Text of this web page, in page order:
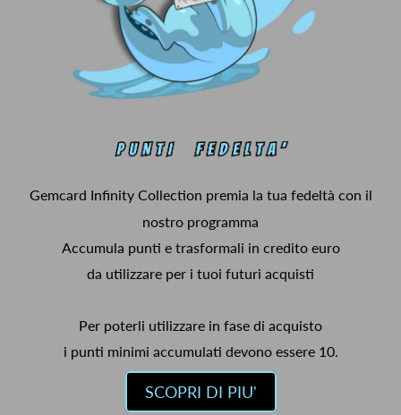
Gemcard Infinity Collection premia la tua fedeltà con il
nostro programma
Accumula punti e trasformali in credito euro
da utilizzare per i tuoi futuri acquisti
Per poterli utilizzare in fase di acquisto
i punti minimi accumulati devono essere 10.
SCOPRI DI PIU'